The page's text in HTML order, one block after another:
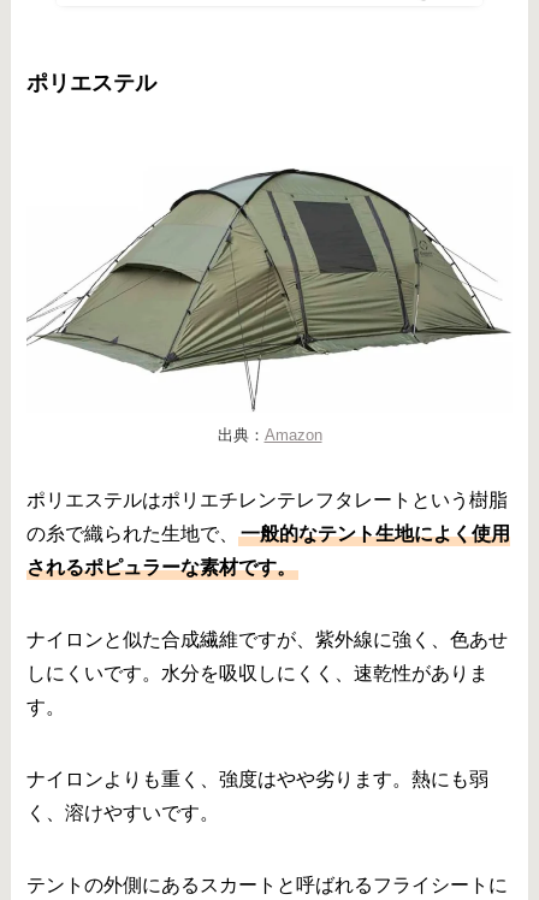
ポリエステル
出典： Amazon
ポリエステルはポリエチレンテレフタレートという樹脂
の糸で織られた生地で、一般的なテント生地によく使用
されるポピュラーな素材です。
ナイロンと似た合成繊維ですが、紫外線に強く、色あせ
しにくいです。水分を吸収しにくく、速乾性がありま
す。
ナイロンよりも重く、強度はやや劣ります。熱にも弱
く、溶けやすいです。
テントの外側にあるスカートと呼ばれるフライシートに